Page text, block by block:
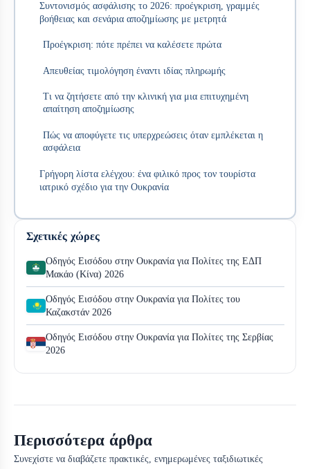
Συντονισμός ασφάλισης το 2026: προέγκριση, γραμμές
βοήθειας και σενάρια αποζημίωσης με μετρητά
Προέγκριση: πότε πρέπει να καλέσετε πρώτα
Απευθείας τιμολόγηση έναντι ιδίας πληρωμής
Τι να ζητήσετε από την κλινική για μια επιτυχημένη
απαίτηση αποζημίωσης
Πώς να αποφύγετε τις υπερχρεώσεις όταν εμπλέκεται η
ασφάλεια
Γρήγορη λίστα ελέγχου: ένα φιλικό προς τον τουρίστα
ιατρικό σχέδιο για την Ουκρανία
Σχετικές χώρες
Οδηγός Εισόδου στην Ουκρανία για Πολίτες της ΕΔΠ
Μακάο (Κίνα) 2026
Οδηγός Εισόδου στην Ουκρανία για Πολίτες του
Καζακστάν 2026
Οδηγός Εισόδου στην Ουκρανία για Πολίτες της Σερβίας
2026
Περισσότερα άρθρα
Συνεχίστε να διαβάζετε πρακτικές, ενημερωμένες ταξιδιωτικές